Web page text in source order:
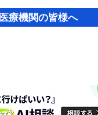
医療機関の皆様へ